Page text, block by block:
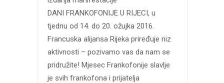
DANI FRANKOFONIJE U RIJECI, u
tjednu od 14. do 20. ožujka 2016.
Francuska alijansa Rijeka priređuje niz
aktivnosti – pozivamo vas da nam se
pridružite! Mjesec Frankofonije slavlje
je svih frankofona i prijatelja